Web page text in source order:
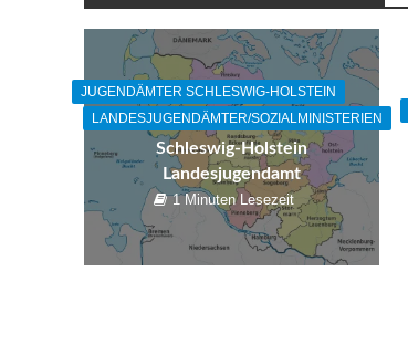
JUGENDÄMTER SCHLESWIG-HOLSTEIN
LANDESJUGENDÄMTER/SOZIALMINISTERIEN
Schleswig-Holstein
Landesjugendamt
1 Minuten Lesezeit